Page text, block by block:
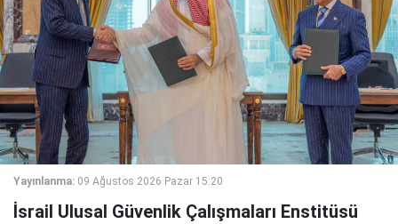
Yayınlanma: 09 Ağustos 2026 Pazar 15:20
İsrail Ulusal Güvenlik Çalışmaları Enstitüsü